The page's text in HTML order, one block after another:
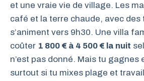
et une vraie vie de village. Les
café et la terre chaude, avec des
s’animent vers 9h30. Une villa
coûter 1 800 € à 4 500 € la nuit
n’est pas donné. Mais tu gagnes
surtout si tu mixes plage et